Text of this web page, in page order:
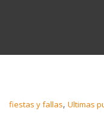
fiestas y fallas, Ultimas